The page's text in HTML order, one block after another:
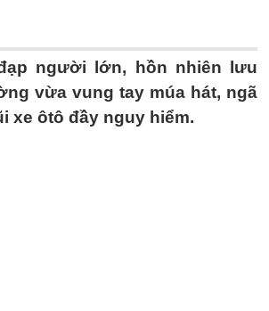
người lớn, hồn nhiên lưu
vừa vung tay múa hát, ngã
xe ôtô đầy nguy hiểm.